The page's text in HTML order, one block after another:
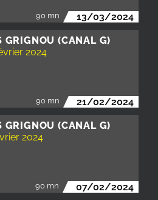
90 mn 13/03/2024
GRIGNOU (CANAL G)
2024
90 mn 21/02/2024
GRIGNOU (CANAL G)
2024
90 mn 07/02/2024